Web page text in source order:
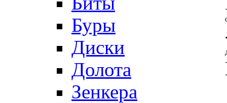
Буры
Диски
Долота
Зенкера